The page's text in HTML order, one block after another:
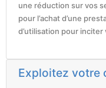
une réduction sur vos
pour l’achat d’une
d’utilisation pour
Exploitez votre